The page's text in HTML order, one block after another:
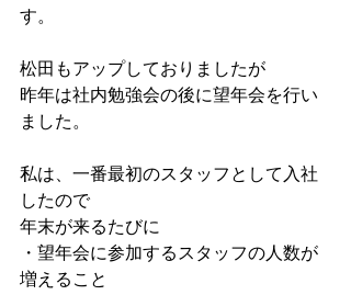
す。
松田もアップしておりましたが
昨年は社内勉強会の後に望年会を行い
ました。
私は、一番最初のスタッフとして入社
したので
年末が来るたびに
・望年会に参加するスタッフの人数が
増えること